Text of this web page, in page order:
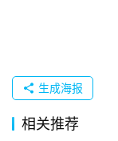
并
购
重
组
生成海报
相关推荐